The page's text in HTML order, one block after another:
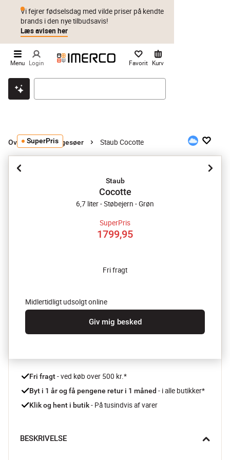
Klik & hent Byt i 1 år Prismatch
Vi fejrer fødselsdag med vilde priser på kendte
brands i den nye tilbudsavis!
Læs avisen her
Menu Login Favorit Kurv
Ovnfast Stegesøer Staub Cocotte
SuperPris
Staub
Cocotte
6,7 liter - Støbejern - Grøn
SuperPris
1799,95
Fri fragt
Midlertidligt udsolgt online
Giv mig besked
Fri fragt - ved køb over 500 kr.*
Byt i 1 år og få pengene retur i 1 måned - i alle butikker*
Klik og hent i butik - På tusindvis af varer
BESKRIVELSE